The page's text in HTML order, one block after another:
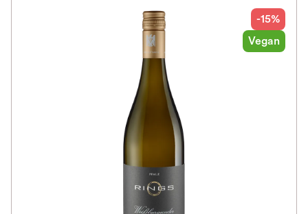
-15%
Vegan